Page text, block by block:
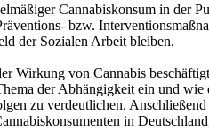
Cannabiskonsum in der
bzw.
der Sozialen Arbeit bleiben.
von Cannabis
der Abhängigkeit ein und
zu verdeutlichen.
in